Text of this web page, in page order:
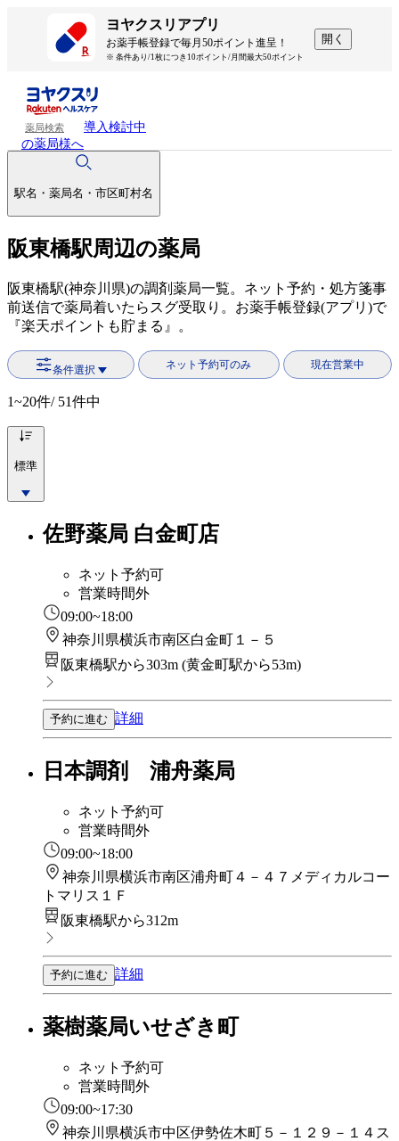
ヨヤクスリアプリ
お薬手帳登録で毎月50ポイント進呈！
※ 条件あり/1枚につき10ポイント/月間最大50ポイント
開く
薬局検索
導入検討中
の薬局様へ
駅名・薬局名・市区町村名
阪東橋駅周辺の薬局
阪東橋駅(神奈川県)の調剤薬局一覧。ネット予約・処方箋事
前送信で薬局着いたらスグ受取り。お薬手帳登録(アプリ)で
『楽天ポイントも貯まる』。
条件選択 ネット予約可のみ 現在営業中
1~20件/ 51件中
標準
佐野薬局 白金町店
ネット予約可
営業時間外
09:00~18:00
神奈川県横浜市南区白金町１－５
阪東橋駅から303m (黄金町駅から53m)
予約に進む 詳細
日本調剤 浦舟薬局
ネット予約可
営業時間外
09:00~18:00
神奈川県横浜市南区浦舟町４－４７メディカルコー
トマリス１Ｆ
阪東橋駅から312m
予約に進む 詳細
薬樹薬局いせざき町
ネット予約可
営業時間外
09:00~17:30
神奈川県横浜市中区伊勢佐木町５－１２９－１４ス